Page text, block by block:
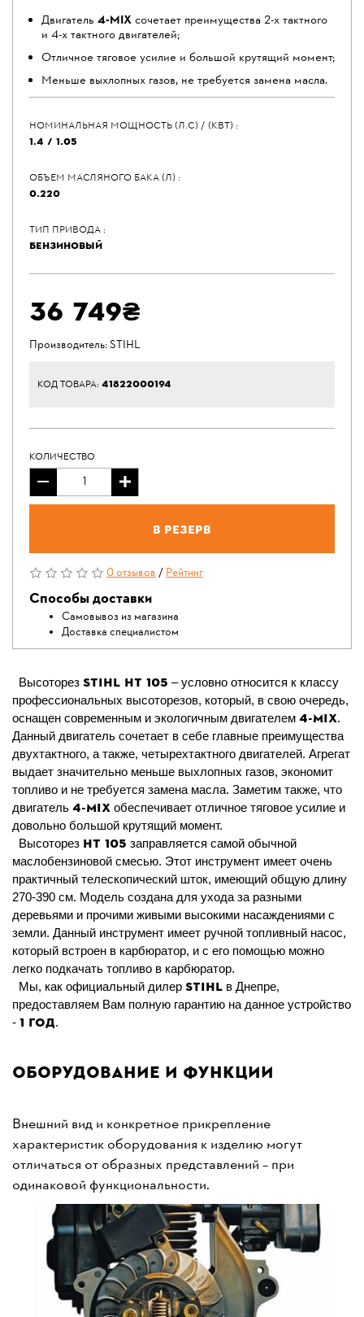
Двигатель 4-MIXсочетает преимущества 2-х тактного
и 4-х тактного двигателей;
Отличное тяговое усилие и большой крутящий момент;
Меньше выхлопных газов, не требуется замена масла.
НОМИНАЛЬНАЯ МОЩНОСТЬ (Л.С) / (КВТ) :
1.4 / 1.05
ОБЪЕМ МАСЛЯНОГО БАКА (Л) :
0.220
ТИП ПРИВОДА :
БЕНЗИНОВЫЙ
36 749₴
Производитель:STIHL
КОД ТОВАРА: 41822000194
КОЛИЧЕСТВО
В резерв
0 отзывов/Рейтинг
Способы доставки
Самовывоз из магазина
Доставка специалистом
Высоторез STIHL HT 105 – условно относится к классу
профессиональных высоторезов, который, в свою очередь,
оснащен современным и экологичным двигателем 4-MIX.
Данный двигатель сочетает в себе главные преимущества
двухтактного, а также, четырехтактного двигателей. Агрегат
выдает значительно меньше выхлопных газов, экономит
топливо и не требуется замена масла. Заметим также, что
двигатель 4-MIX обеспечивает отличное тяговое усилие и
довольно большой крутящий момент.
Высоторез HT 105 заправляется самой обычной
маслобензиновой смесью. Этот инструмент имеет очень
практичный телескопический шток, имеющий общую длину
270-390 см. Модель создана для ухода за разными
деревьями и прочими живыми высокими насаждениями с
земли. Данный инструмент имеет ручной топливный насос,
который встроен в карбюратор, и с его помощью можно
легко подкачать топливо в карбюратор.
Мы, как официальный дилер STIHL в Днепре,
предоставляем Вам полную гарантию на данное устройство
- 1 год.
Оборудование и функции
Внешний вид и конкретное прикрепление
характеристик оборудования к изделию могут
отличаться от образных представлений – при
одинаковой функциональности.